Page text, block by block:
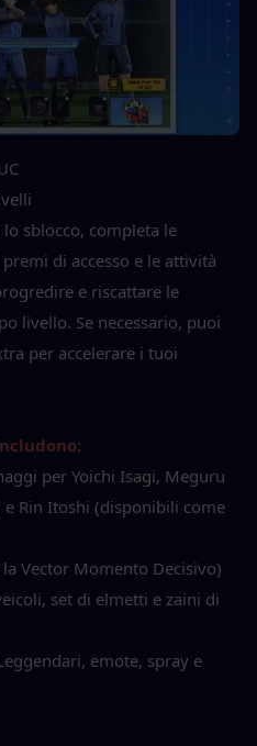
lo sblocco, completa le
di accesso e le attività
e riscattare le
livello. Se necessario, puoi
per accelerare i tuoi
per Yoichi Isagi, Meguru
e Rin Itoshi (disponibili come
Vector Momento Decisivo)
set di elmetti e zaini di
emote, spray e